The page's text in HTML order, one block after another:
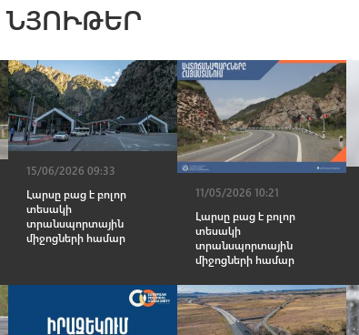
15/06/2026 09:33
Լարսը բաց է բոլոր
տեսակի
տրանսպորտային
միջոցների համար
11/05/2026 10:21
Լարսը բաց է բոլոր
տեսակի
տրանսպորտային
միջոցների համար